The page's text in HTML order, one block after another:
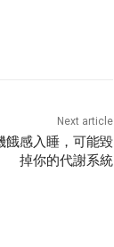
Next article
餓感入睡，可能毀
掉你的代謝系統